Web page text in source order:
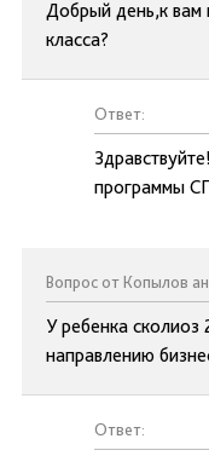
Добрый день,к вам
класса?
Ответ:
программы
Вопрос от Копылов
У ребенка сколиоз
направлению
Ответ: